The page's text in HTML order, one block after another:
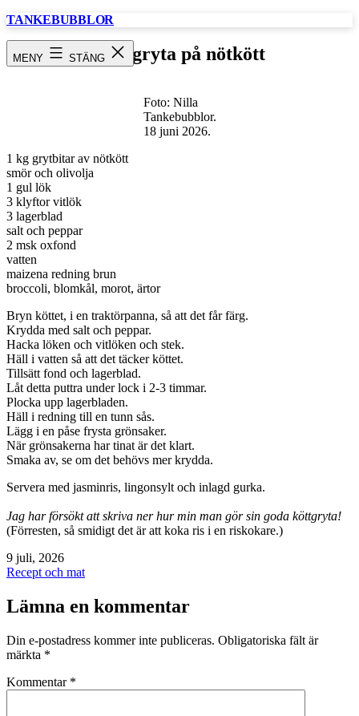
Hoppa
TANKEBUBBLOR
MENY STÄNGKöttgryta på nötkött
Foto: Nilla
Tankebubblor.
18 juni 2026.
1 kg grytbitar av nötkött
smör och olivolja
1 gul lök
3 klyftor vitlök
3 lagerblad
salt och peppar
2 msk oxfond
vatten
maizena redning brun
broccoli, blomkål, morot, ärtor
Bryn köttet, i en traktörpanna, så att det får färg.
Krydda med salt och peppar.
Hacka löken och vitlöken och stek.
Häll i vatten så att det täcker köttet.
Tillsätt fond och lagerblad.
Låt detta puttra under lock i 2-3 timmar.
Plocka upp lagerbladen.
Häll i redning till en tunn sås.
Lägg i en påse frysta grönsaker.
När grönsakerna har tinat är det klart.
Smaka av, se om det behövs mer krydda.
Servera med jasminris, lingonsylt och inlagd gurka.
Jag har försökt att skriva ner hur min man gör sin goda köttgryta!
(Förresten, så smidigt det är att koka ris i en riskokare.)
Publicerat
den
9 juli, 2026
Kategoriserat
Recept och mat
Lämna en kommentar
Din e-postadress kommer inte publiceras. Obligatoriska fält är
märkta *
Kommentar *